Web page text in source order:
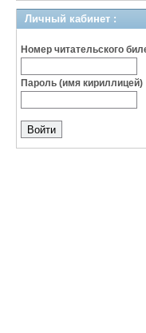
Личный кабинет :
Номер читательского
Пароль (имя кириллицей)